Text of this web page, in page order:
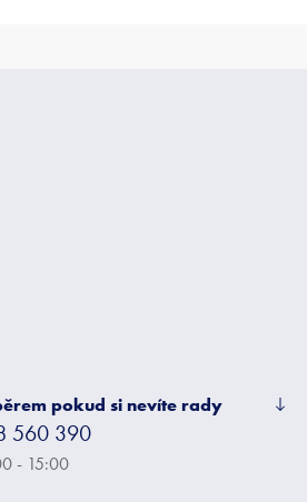
pokud si nevíte rady
560 390
- 15:00